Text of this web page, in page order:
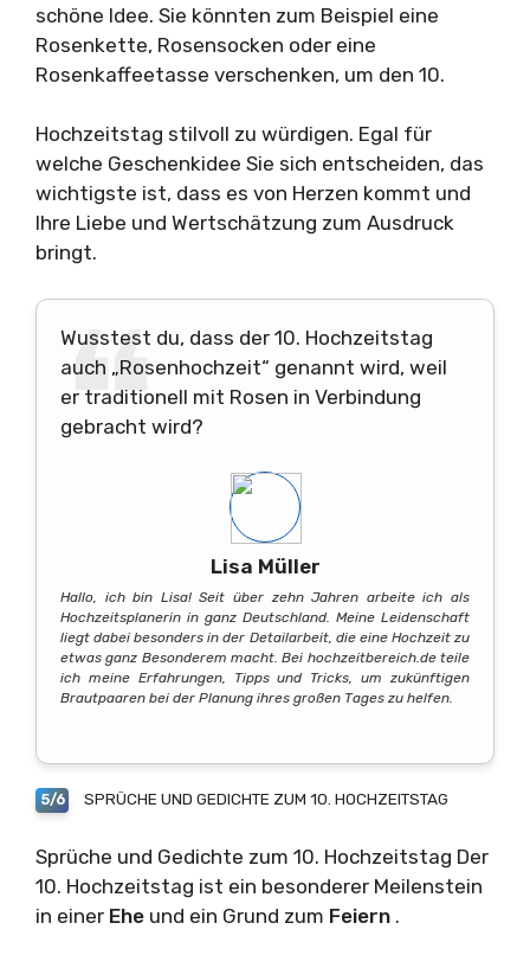
schöne Idee. Sie könnten zum Beispiel eine
Rosenkette, Rosensocken oder eine
Rosenkaffeetasse verschenken, um den 10.
Hochzeitstag stilvoll zu würdigen. Egal für
welche Geschenkidee Sie sich entscheiden, das
wichtigste ist, dass es von Herzen kommt und
Ihre Liebe und Wertschätzung zum Ausdruck
bringt.
Wusstest du, dass der 10. Hochzeitstag
auch „Rosenhochzeit“ genannt wird, weil
er traditionell mit Rosen in Verbindung
gebracht wird?
Lisa Müller
Hallo, ich bin Lisa! Seit über zehn Jahren arbeite ich als
Hochzeitsplanerin in ganz Deutschland. Meine Leidenschaft
liegt dabei besonders in der Detailarbeit, die eine Hochzeit zu
etwas ganz Besonderem macht. Bei hochzeitbereich.de teile
ich meine Erfahrungen, Tipps und Tricks, um zukünftigen
Brautpaaren bei der Planung ihres großen Tages zu helfen.
5/6 SPRÜCHE UND GEDICHTE ZUM 10. HOCHZEITSTAG
Sprüche und Gedichte zum 10. Hochzeitstag Der
10. Hochzeitstag ist ein besonderer Meilenstein
in einer Ehe und ein Grund zum Feiern .